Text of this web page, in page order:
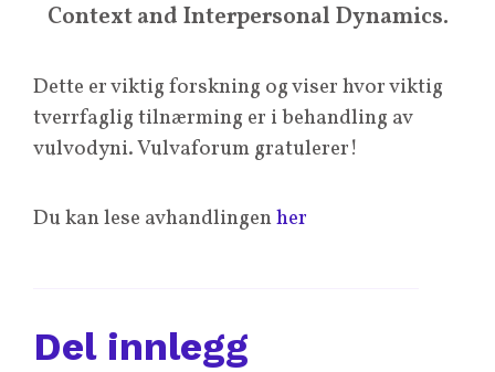
Context and Interpersonal Dynamics.
Dette er viktig forskning og viser hvor viktig
tverrfaglig tilnærming er i behandling av
vulvodyni. Vulvaforum gratulerer!
Du kan lese avhandlingenher
Del innlegg